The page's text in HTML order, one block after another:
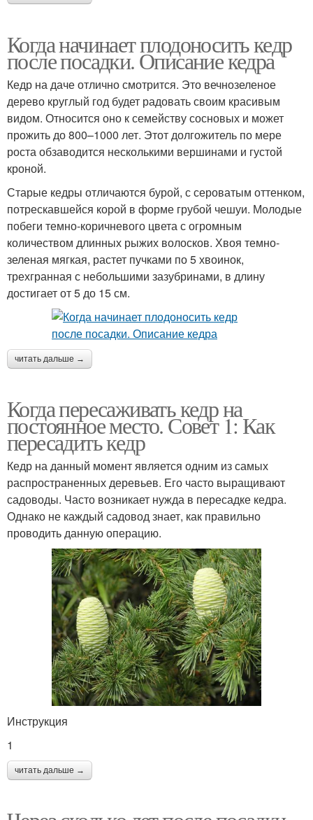
Когда начинает плодоносить кедр
после посадки. Описание кедра
Кедр на даче отлично смотрится. Это вечнозеленое
дерево круглый год будет радовать своим красивым
видом. Относится оно к семейству сосновых и может
прожить до 800–1000 лет. Этот долгожитель по мере
роста обзаводится несколькими вершинами и густой
кроной.
Старые кедры отличаются бурой, с сероватым оттенком,
потрескавшейся корой в форме грубой чешуи. Молодые
побеги темно-коричневого цвета с огромным
количеством длинных рыжих волосков. Хвоя темно-
зеленая мягкая, растет пучками по 5 хвоинок,
трехгранная с небольшими зазубринами, в длину
достигает от 5 до 15 см.
читать дальше →
Когда пересаживать кедр на
постоянное место. Совет 1: Как
пересадить кедр
Кедр на данный момент является одним из самых
распространенных деревьев. Его часто выращивают
садоводы. Часто возникает нужда в пересадке кедра.
Однако не каждый садовод знает, как правильно
проводить данную операцию.
Инструкция
1
читать дальше →